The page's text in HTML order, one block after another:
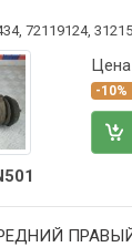
72119124,
Цена
-10%